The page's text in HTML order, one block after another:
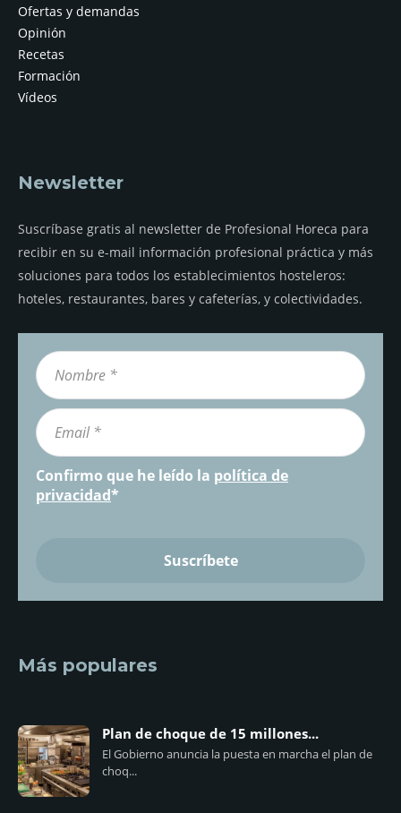
Ofertas y demandas
Opinión
Recetas
Formación
Vídeos
Newsletter
Suscríbase gratis al newsletter de Profesional Horeca para
recibir en su e-mail información profesional práctica y más
soluciones para todos los establecimientos hosteleros:
hoteles, restaurantes, bares y cafeterías, y colectividades.
Confirmo que he leído la política de
privacidad*
Más populares
Plan de choque de 15 millones...
El Gobierno anuncia la puesta en marcha el plan de
choq...